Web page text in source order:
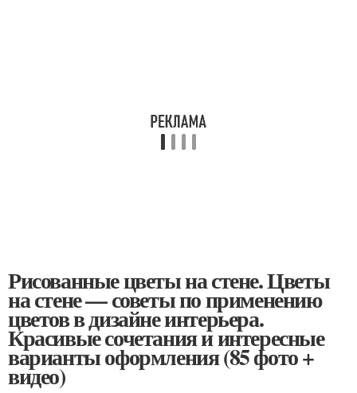
Рисованные цветы на стене. Цветы
на стене — советы по применению
цветов в дизайне интерьера.
Красивые сочетания и интересные
варианты оформления (85 фото +
видео)